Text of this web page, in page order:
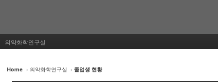
의약화학연구실
Home › 의약화학연구실 › 졸업생 현황